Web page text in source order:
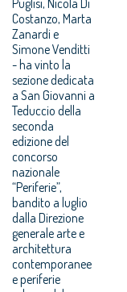
Costanzo, Marta
Zanardi e
Simone Venditti
- ha vinto la
sezione dedicata
a San Giovanni a
Teduccio della
seconda
edizione del
concorso
nazionale
“Periferie”,
bandito a luglio
dalla Direzione
generale arte e
architettura
contemporanee
e periferie